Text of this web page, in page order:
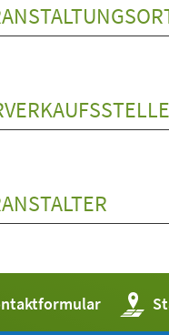
in